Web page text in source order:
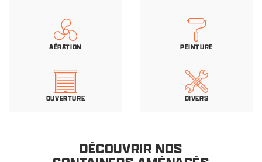
AÉRATION PEINTURE
OUVERTURE DIVERS
DÉCOUVRIR NOS